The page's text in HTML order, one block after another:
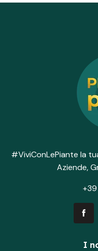
#ViviConLePiante la
Aziende,
I